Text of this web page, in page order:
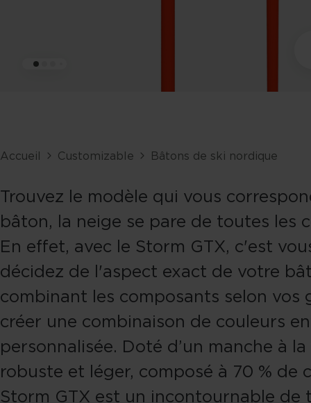
Accueil Customizable Bâtons de ski nordique
Trouvez le modèle qui vous
bâton, la neige se pare de toutes les
En effet, avec le Storm GTX, c'est
décidez de l'aspect exact de votre
combinant les composants selon vos
créer une combinaison de couleurs
personnalisée. Doté d’un manche à
robuste et léger, composé à 70 % de
Storm GTX est un incontournable de